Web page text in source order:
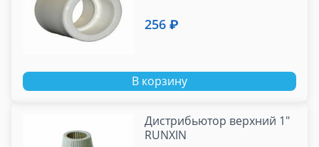
256 ₽
В корзину
Дистрибьютор верхний 1"
RUNXIN